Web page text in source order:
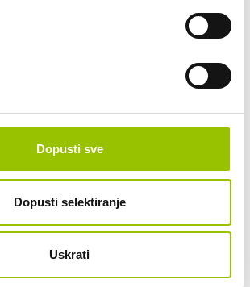
Dopusti sve
Dopusti selektiranje
Uskrati
add_circle
add_circle
kilometara je uključeno
add_circle
vratiti vozilo iz dugoročnog
add_circle
pokvari tijekom uporabe? add_circle